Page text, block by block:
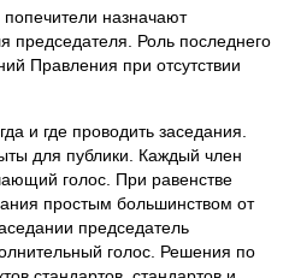
назначают
председателя. Роль последнего
Правления при отсутствии
и где проводить заседания.
для публики. Каждый член
голос. При равенстве
простым большинством от
председатель
голос. Решения по